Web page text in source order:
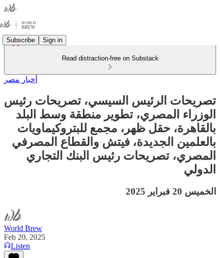
Subscribe Sign in
Read distraction-free on Substack
أخبار مصر
تصريحات الرئيس السيسي، تصريحات رئيس
الوزراء المصري، تطوير منطقة وسط البلد
بالقاهرة، حقل ظهر، مجمع للبتروكيماويات
بالعلمين الجديدة، فيتش والقطاع المصرفي
المصري، تصريحات رئيس البنك التجاري
الدولي
الخميس 20 فبراير 2025
World Brew
Feb 20, 2025
Listen